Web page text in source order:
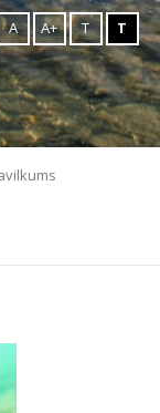
A A+ T
T